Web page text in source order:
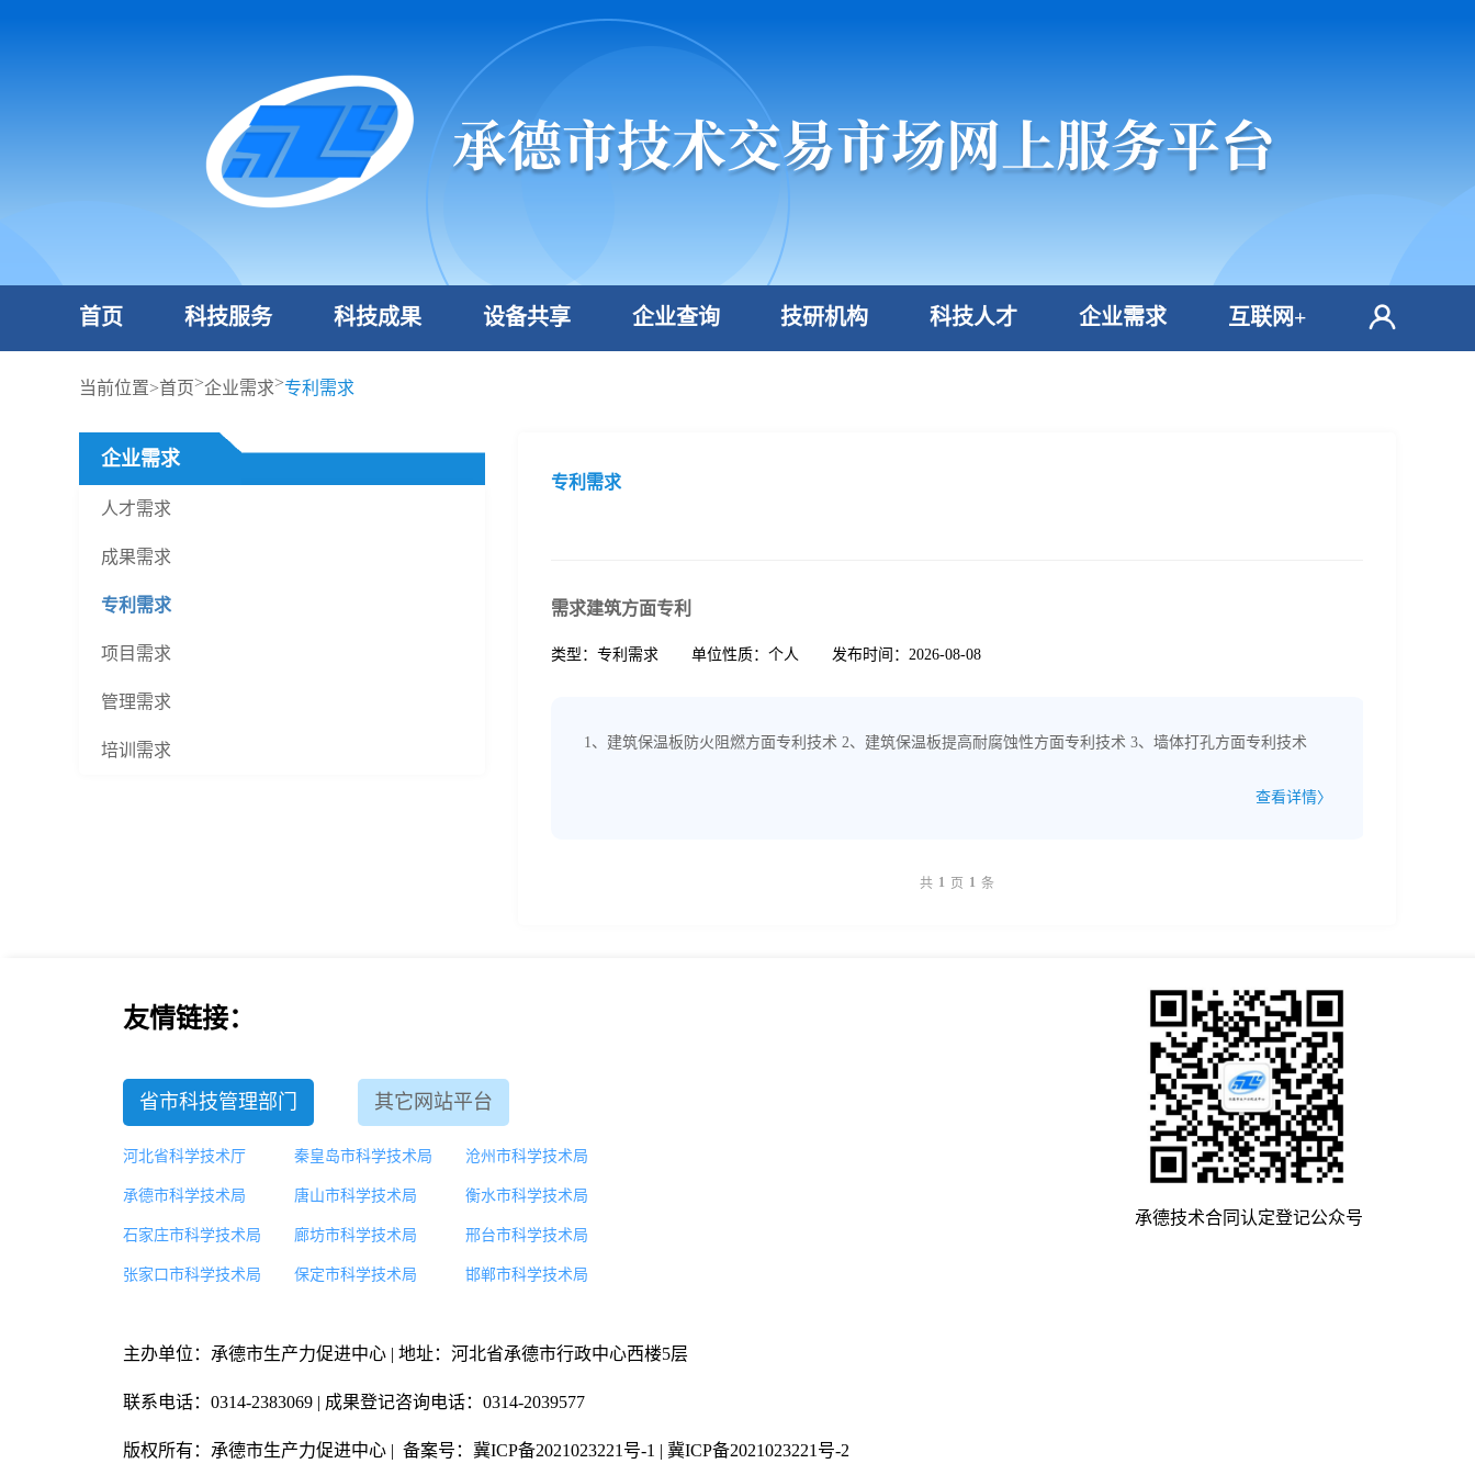
首页 科技服务 科技成果 设备共享 企业查询 技研机构 科技人才 企业需求 互联网+
当前位置>首页>企业需求>专利需求
企业需求
人才需求
成果需求
专利需求
项目需求
管理需求
培训需求
专利需求
需求建筑方面专利
类型：专利需求 单位性质：个人 发布时间：2026-08-08
1、建筑保温板防火阻燃方面专利技术 2、建筑保温板提高耐腐蚀性方面专利技术 3、墙体打孔方面专利技术
查看详情〉
共 1 页 1 条
友情链接：
省市科技管理部门 其它网站平台
河北省科学技术厅
承德市科学技术局
石家庄市科学技术局
张家口市科学技术局
秦皇岛市科学技术局
唐山市科学技术局
廊坊市科学技术局
保定市科学技术局
沧州市科学技术局
衡水市科学技术局
邢台市科学技术局
邯郸市科学技术局
承德技术合同认定登记公众号
主办单位：承德市生产力促进中心 | 地址：河北省承德市行政中心西楼5层
联系电话：0314-2383069 | 成果登记咨询电话：0314-2039577
版权所有：承德市生产力促进中心 | 备案号： 冀ICP备2021023221号-1 | 冀ICP备2021023221号-2